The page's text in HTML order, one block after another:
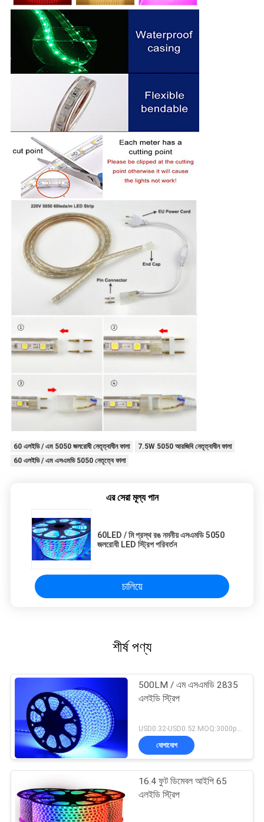
60 এলইডি / এম 5050 জলরোধী নেতৃত্বাধীন ফালা
7.5W 5050 আরজিবি নেতৃত্বাধীন ফালা
60 এলইডি / এম এসএমডি 5050 নেতৃত্বে ফালা
এর সেরা মূল্য পান
60LED / মি প্রস্থ রঙ নমনীয় এসএমডি 5050
জলরোধী LED স্ট্রিপ পরিবর্তন
চালিয়ে
শীর্ষ পণ্য
500LM / এম এসএমডি 2835
এলইডি স্ট্রিপ
USD0.32-USD0.52 MOQ:3000pcs
যোগাযোগ
16.4 ফুট ডিমেবল আইপি 65
এলইডি স্ট্রিপ